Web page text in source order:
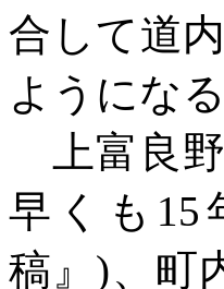
合して道
ようにな
上富良野
早くも 15
稿』)、町